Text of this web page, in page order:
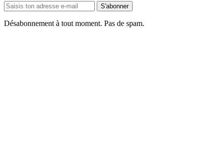
Adresse
e-
mail
S'abonner
Désabonnement à tout moment. Pas de spam.